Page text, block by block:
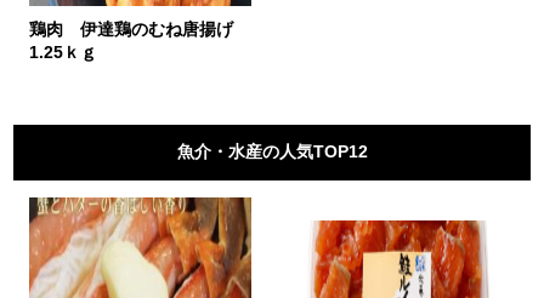
鶏肉 伊達鶏のむね唐揚げ
1.25ｋｇ
魚介・水産の人気TOP12